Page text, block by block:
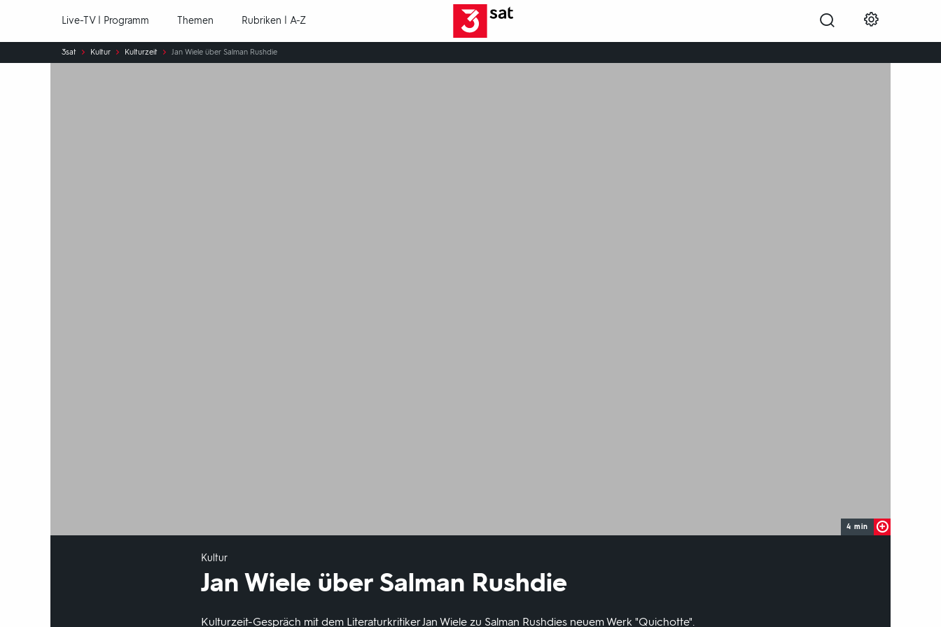
Live-TV | Programm Themen Rubriken | A-Z
Sie
sind
3sat Kultur Kulturzeit Jan Wiele über Salman Rushdie
4 min
Kultur
Jan Wiele über Salman Rushdie
Kulturzeit-Gespräch mit dem Literaturkritiker Jan Wiele zu Salman Rushdies neuem Werk "Quichotte".